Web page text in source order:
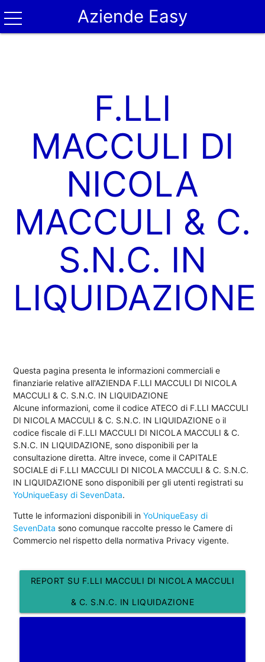
Aziende Easy
F.LLI
MACCULI DI
NICOLA
MACCULI & C.
S.N.C. IN
LIQUIDAZIONE
Questa pagina presenta le informazioni commerciali e
finanziarie relative all'AZIENDA F.LLI MACCULI DI NICOLA
MACCULI & C. S.N.C. IN LIQUIDAZIONE
Alcune informazioni, come il codice ATECO di F.LLI MACCULI
DI NICOLA MACCULI & C. S.N.C. IN LIQUIDAZIONE o il
codice fiscale di F.LLI MACCULI DI NICOLA MACCULI & C.
S.N.C. IN LIQUIDAZIONE, sono disponibili per la
consultazione diretta. Altre invece, come il CAPITALE
SOCIALE di F.LLI MACCULI DI NICOLA MACCULI & C. S.N.C.
IN LIQUIDAZIONE sono disponibili per gli utenti registrati su
YoUniqueEasy di SevenData.
Tutte le informazioni disponibili inYoUniqueEasy di
SevenData sono comunque raccolte presso le Camere di
Commercio nel rispetto della normativa Privacy vigente.
REPORT SU F.LLI MACCULI DI NICOLA MACCULI
& C. S.N.C. IN LIQUIDAZIONE